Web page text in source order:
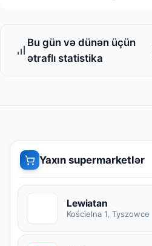
Bu gün və dünən üçün
ətraflı statistika
Yaxın supermarketlər
Lewiatan
Kościelna 1, Tyszowce